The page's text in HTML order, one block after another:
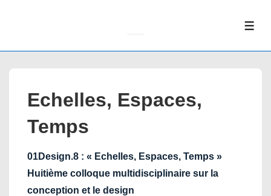
Echelles, Espaces,
Temps
01Design.8 : « Echelles, Espaces, Temps »
Huitième colloque multidisciplinaire sur la
conception et le design